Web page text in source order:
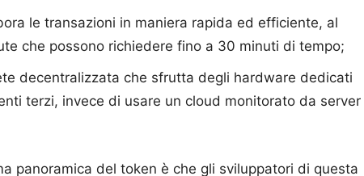
le transazioni in maniera rapida ed efficiente, al
che possono richiedere fino a 30 minuti di tempo;
decentralizzata che sfrutta degli hardware dedicati
terzi, invece di usare un cloud monitorato da server
panoramica del token è che gli sviluppatori di questa